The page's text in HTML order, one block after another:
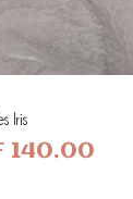
Iris
140.00